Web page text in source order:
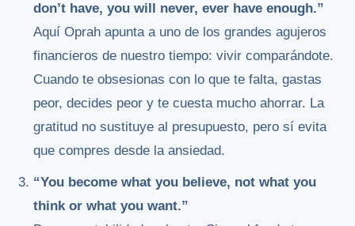
don’t have, you will never, ever have enough.”
Aquí Oprah apunta a uno de los grandes agujeros
financieros de nuestro tiempo: vivir comparándote.
Cuando te obsesionas con lo que te falta, gastas
peor, decides peor y te cuesta mucho ahorrar. La
gratitud no sustituye al presupuesto, pero sí evita
que compres desde la ansiedad.
“You become what you believe, not what you
think or what you want.”